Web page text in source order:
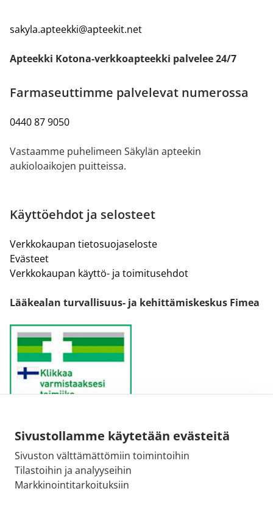
Sivustollamme käytetään evästeitä
Sivuston välttämättömiin toimintoihin
Tilastoihin ja analyyseihin
Markkinointitarkoituksiin
sakyla.apteekki@apteekit.net
Apteekki Kotona-verkkoapteekki palvelee 24/7
Farmaseuttimme palvelevat numerossa
0440 87 9050
Vastaamme puhelimeen Säkylän apteekin
aukioloaikojen puitteissa.
Käyttöehdot ja selosteet
Verkkokaupan tietosuojaseloste
Evästeet
Verkkokaupan käyttö- ja toimitusehdot
Lääkealan turvallisuus- ja kehittämiskeskus Fimea
Sähköpostiosoite:
kirjaamo@fimea.fi